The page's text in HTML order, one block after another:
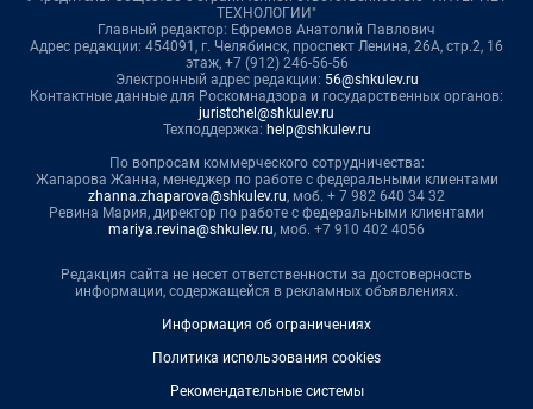
ТЕХНОЛОГИИ"
Главный редактор: Ефремов Анатолий Павлович
Адрес редакции: 454091, г. Челябинск, проспект Ленина, 26А, стр.2, 16
этаж, +7 (912) 246-56-56
Электронный адрес редакции: 56@shkulev.ru
Контактные данные для Роскомнадзора и государственных органов:
juristchel@shkulev.ru
Техподдержка: help@shkulev.ru
По вопросам коммерческого сотрудничества:
Жапарова Жанна, менеджер по работе с федеральными клиентами
zhanna.zhaparova@shkulev.ru, моб. + 7 982 640 34 32
Ревина Мария, директор по работе с федеральными клиентами
mariya.revina@shkulev.ru, моб. +7 910 402 4056
Редакция сайта не несет ответственности за достоверность
информации, содержащейся в рекламных объявлениях.
Информация об ограничениях
Политика использования cookies
Рекомендательные системы